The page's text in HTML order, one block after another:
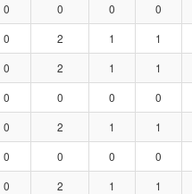
0 0 0 0
0 2 1 1
0 2 1 1
0 0 0 0
0 2 1 1
0 0 0 0
0 2 1 1